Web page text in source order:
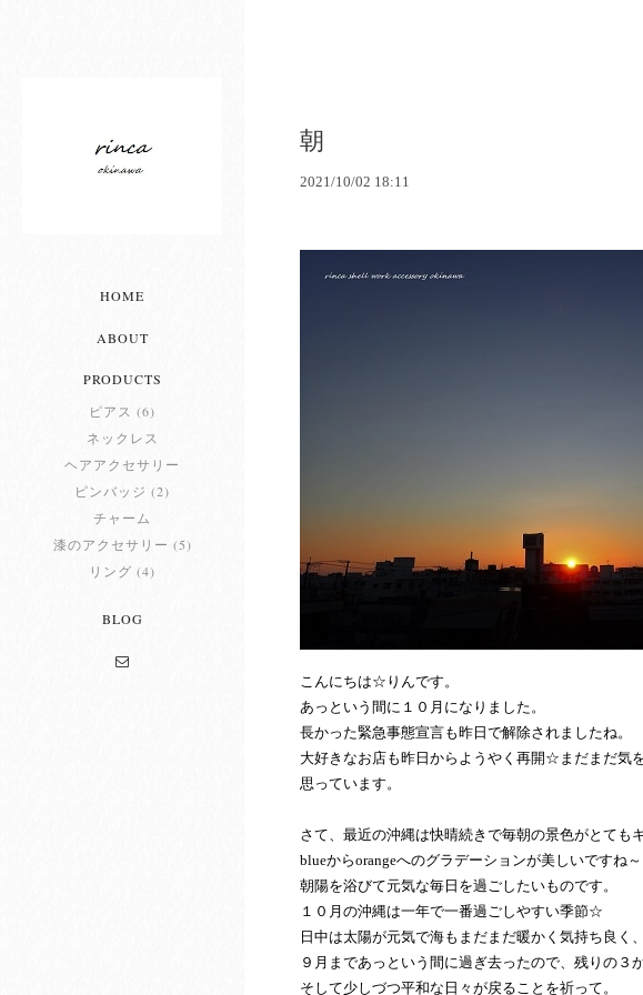
HOME
ABOUT
PRODUCTS
ピアス (6)
ネックレス
ヘアアクセサリー
ピンバッジ (2)
チャーム
漆のアクセサリー (5)
リング (4)
BLOG
朝
2021/10/02 18:11
こんにちは☆りんです。
あっという間に１０月になりました。
長かった緊急事態宣言も昨日で解除されましたね。
大好きなお店も昨日からようやく再開☆まだまだ気
思っています。
さて、最近の沖縄は快晴続きで毎朝の景色がとても
blueからorangeへのグラデーションが美しいですね～
朝陽を浴びて元気な毎日を過ごしたいものです。
１０月の沖縄は一年で一番過ごしやすい季節☆
日中は太陽が元気で海もまだまだ暖かく気持ち良く
９月まであっという間に過ぎ去ったので、残りの３
そして少しづつ平和な日々が戻ることを祈って。